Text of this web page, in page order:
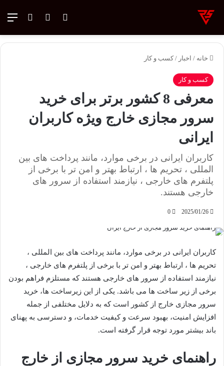
جستجو
تغییر پوسته ورود
خانه / اخبار / کسب و کار
کسب و کار
معرفی 8 کشور برتر برای خرید
سرور مجازی خارج ویژه کاربران
ایرانی
کاربران ایرانی در برخی موارد، مانند پرداخت های بین
المللی ، تحریم ها ، ارتباط بهتر و امن تر با برخی از
پلتفرم های خارجی ، نیازمند استفاده از سرور های
خارجی هستند.
2025/01/26
0
کاربران ایرانی در برخی موارد، مانند پرداخت های بین المللی ،
تحریم ها ، ارتباط بهتر و امن تر با برخی از پلتفرم های خارجی ،
نیازمند استفاده از سرور های خارجی هستند که مستلزم فراهم بودن
برخی از زیر ساخت ها می باشد. یکی از این زیرساخت ها، خرید
سرور مجازی خارج از کشور است که به دلایل مختلفی از جمله
افزایش امنیت، بهبود سرعت و کیفیت خدمات، و دسترسی به پهنای
باند بیشتر مورد توجه قرار گرفته است.
راهنمای خرید سرور مجازی از خارج